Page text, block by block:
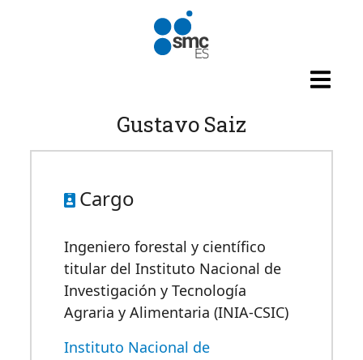
Pasar al contenido principal
Gustavo Saiz
Cargo
Ingeniero forestal y científico
titular del Instituto Nacional de
Investigación y Tecnología
Agraria y Alimentaria (INIA-CSIC)
Instituto Nacional de